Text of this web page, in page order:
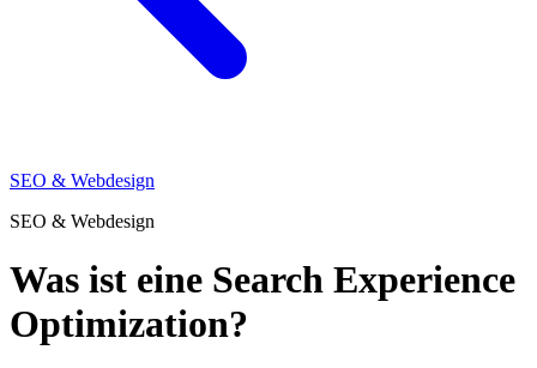
SEO & Webdesign
SEO & Webdesign
Was ist eine Search Experience
Optimization?